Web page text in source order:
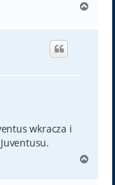
g
wkracza i
g